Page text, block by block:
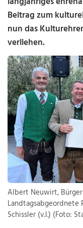
Beitrag zum
nun das
verliehen.
Albert Neuwirt,
Landtagsabgeordnete
Schissler (v.l.) (Foto: